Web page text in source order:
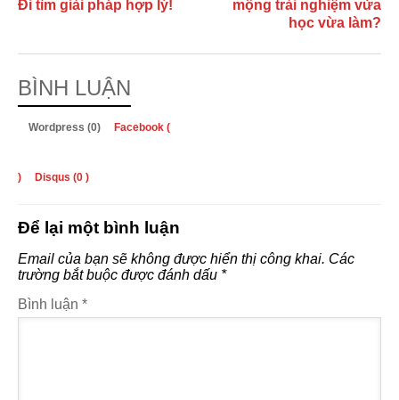
Đi tìm giải pháp hợp lý!
mộng trải nghiệm vừa
học vừa làm?
BÌNH LUẬN
Wordpress (0) Facebook (
) Disqus (0 )
Để lại một bình luận
Email của bạn sẽ không được hiển thị công khai. Các
trường bắt buộc được đánh dấu *
Bình luận *